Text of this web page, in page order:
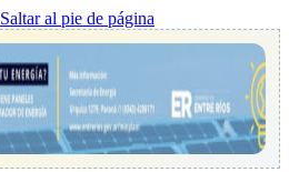
Saltar al pie de página